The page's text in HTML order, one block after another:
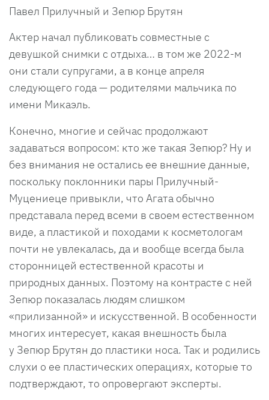
Павел Прилучный и Зепюр Брутян
Актер начал публиковать совместные с
девушкой снимки с отдыха… в том же 2022-м
они стали супругами, а в конце апреля
следующего года — родителями мальчика по
имени Микаэль.
Конечно, многие и сейчас продолжают
задаваться вопросом: кто же такая Зепюр? Ну и
без внимания не остались ее внешние данные,
поскольку поклонники пары Прилучный-
Муцениеце привыкли, что Агата обычно
представала перед всеми в своем естественном
виде, а пластикой и походами к косметологам
почти не увлекалась, да и вообще всегда была
сторонницей естественной красоты и
природных данных. Поэтому на контрасте с ней
Зепюр показалась людям слишком
«прилизанной» и искусственной. В особенности
многих интересует, какая внешность была
у Зепюр Брутян до пластики носа. Так и родились
слухи о ее пластических операциях, которые то
подтверждают, то опровергают эксперты.